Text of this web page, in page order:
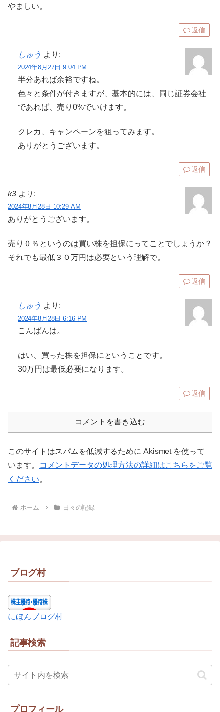
やましい。
返信
しゅう より:
2024年8月27日 9:04 PM
半分あれば余裕ですね。
色々と条件が付きますが、基本的には、同じ証券会社
であれば、売り0%でいけます。
クレカ、キャンペーンを狙ってみます。
ありがとうございます。
返信
k3 より:
2024年8月28日 10:29 AM
ありがとうございます。
売り０％というのは買い株を担保にってことでしょうか？
それでも最低３０万円は必要という理解で。
返信
しゅう より:
2024年8月28日 6:16 PM
こんばんは。
はい、買った株を担保にということです。
30万円は最低必要になります。
返信
コメントを書き込む
このサイトはスパムを低減するために Akismet を使って
います。
コメントデータの処理方法の詳細はこちらをご覧
ください。
ホーム 日々の記録
ブログ村
にほんブログ村
記事検索
プロフィール